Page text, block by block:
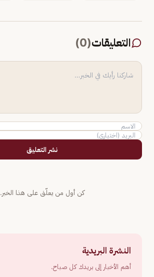
التعليقات(
0
)
نشر التعليق
كن أول من يعلّق على هذا الخبر.
النشرة البريدية
أهم الأخبار إلى بريدك كل صباح.